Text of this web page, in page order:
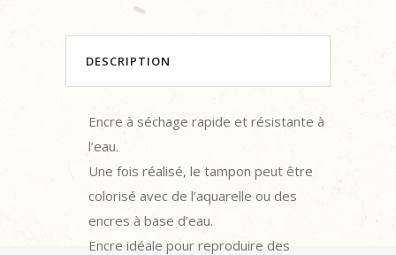
Lilac
Bloom
DESCRIPTION
Encre à séchage rapide et résistante à
l’eau.
Une fois réalisé, le tampon peut être
colorisé avec de l’aquarelle ou des
encres à base d’eau.
Encre idéale pour reproduire des